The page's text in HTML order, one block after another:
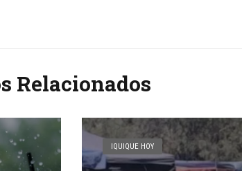
Relacionados
IQUIQUE HOY